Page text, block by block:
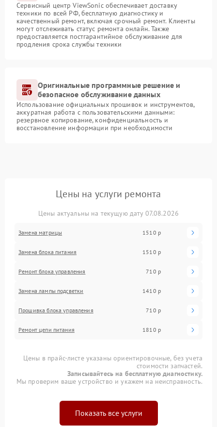
Сервисный центр ViewSonic обеспечивает доставку
техники по всей РФ, бесплатную диагностику и
качественный ремонт, включая срочный ремонт. Клиенты
могут отслеживать статус ремонта онлайн. Также
предоставляется постгарантийное обслуживание для
продления срока службы техники
Оригинальные программные решение и
безопасное обслуживание данных
Использование официальных прошивок и инструментов,
аккуратная работа с пользовательскими данными:
резервное копирование, конфиденциальность и
восстановление информации при необходимости
Цены на услуги ремонта
Цены актуальны на текущую дату 07.08.2026
Замена матрицы 1510 р
Замена блока питания 1510 р
Ремонт блока управления 710 р
Замена лампы подсветки 1410 р
Прошивка блока управления 710 р
Ремонт цепи питания 1810 р
Цены в прайс-листе указаны ориентировочные, без учета
стоимости запчастей.
Записывайтесь на бесплатную диагностику.
Мы проверим ваше устройство и укажем на неисправность.
Показать все услуги